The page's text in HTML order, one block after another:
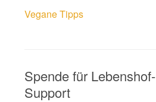
Vegane Tipps
Spende für Lebenshof-
Support